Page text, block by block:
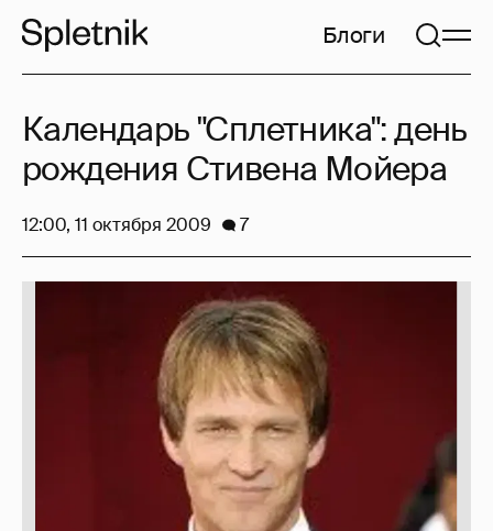
Блоги
Календарь "Сплетника": день
рождения Стивена Мойера
12:00, 11 октября 2009 7